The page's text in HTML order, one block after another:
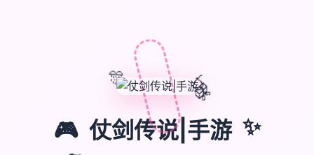
🎮 仗剑传说|手游 ✨
🎈
🎊
🎁